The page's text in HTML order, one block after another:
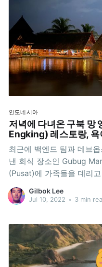
인도네시아
저녁에 다녀온 구북
Engking) 레스토랑, 욕
최근에 백엔드 팀과 데브
낸 회식 장소인 Gubug
(Pusat)에 가족들을 데리
집에서는 차로 20분 정도
Cebongan)을 지나서 서쪽
Gilbok Lee
Jul 10, 2022 • 3 min